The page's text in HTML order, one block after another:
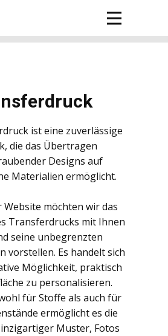
ist eine zuverlässige
die das Übertragen
Designs auf
Materialien ermöglicht.
möchten wir das
Transferdrucks mit Ihnen
seine unbegrenzten
vorstellen. Es handelt sich
Möglichkeit, praktisch
zu personalisieren.
für Stoffe als auch für
ermöglicht es die
Muster, Fotos